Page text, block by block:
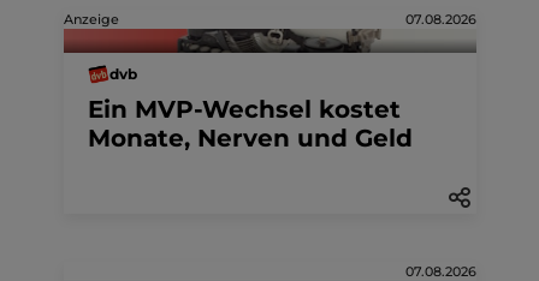
Anzeige 07.08.2026
dvb
Ein MVP-Wechsel kostet
Monate, Nerven und Geld
07.08.2026